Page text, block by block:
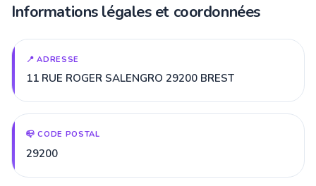
Informations légales et coordonnées
📍 ADRESSE
11 RUE ROGER SALENGRO 29200 BREST
📪 CODE POSTAL
29200